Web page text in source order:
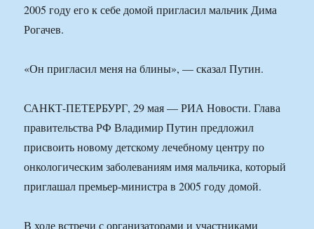
2005 году его к себе домой пригласил мальчик Дима
Рогачев.
«Он пригласил меня на блины», — сказал Путин.
САНКТ-ПЕТЕРБУРГ, 29 мая — РИА Новости. Глава
правительства РФ Владимир Путин предложил
присвоить новому детскому лечебному центру по
онкологическим заболеваниям имя мальчика, который
приглашал премьер-министра в 2005 году домой.
В ходе встречи с организаторами и участниками